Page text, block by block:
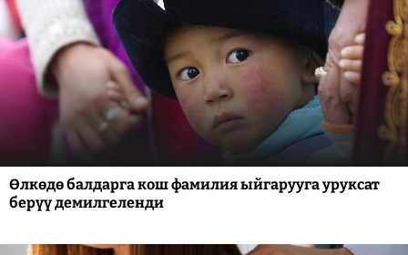
Өлкөдө балдарга кош фамилия ыйгарууга уруксат
берүү демилгеленди